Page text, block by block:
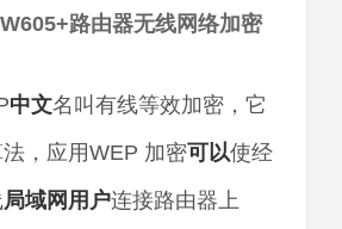
路由器无线网络加密
中文名叫有线等效加密，它
，应用WEP 加密可以使经
局域网 用户连接路由器上